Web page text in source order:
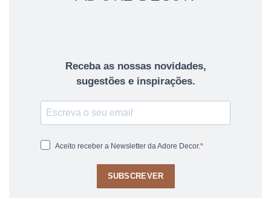
Receba as nossas novidades,
sugestões e inspirações.
Aceito receber a Newsletter da Adore Decor.
SUBSCREVER